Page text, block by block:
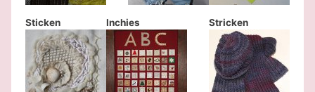
Sticken Stricken
Inchies